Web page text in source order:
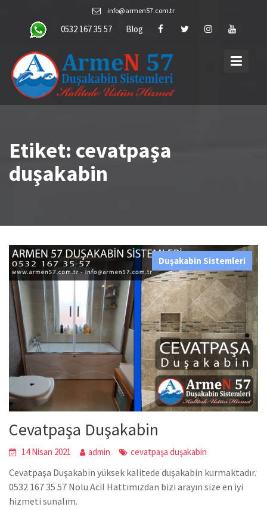
content
info@armen57.com.tr
0532 167 35 57 Blog
Etiket: cevatpaşa
duşakabin
Duşakabin Sistemleri
Cevatpaşa Duşakabin
14 Nisan 2021 admin cevatpaşa duşakabin
Cevatpaşa Duşakabin yüksek kalitede duşakabin kurmaktadır.
0532 167 35 57 Nolu Acil Hattımızdan bizi arayın size en iyi
hizmeti sunalım.